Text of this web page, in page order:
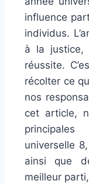
influence
individus.
à la justice,
réussite.
récolter ce
nos
cet article,
principales
universelle
ainsi que
meilleur